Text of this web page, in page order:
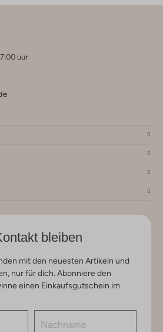
uur
bleiben
mit den neuesten Artikeln und
nur für dich. Abonniere den
einen Einkaufsgutschein im